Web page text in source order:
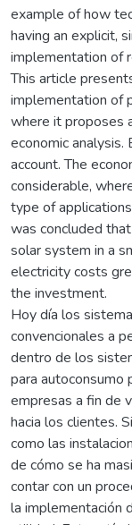
example of how
having an explicit,
implementation of
This article
implementation of
where it proposes
economic
account. The
considerable,
type of
was concluded
solar system in a
electricity costs
the investment.
Hoy día los
convencionales a
dentro de los
para autoconsumo
empresas a fin de
hacia los clientes.
como las
de cómo se ha
contar con un
la implementación